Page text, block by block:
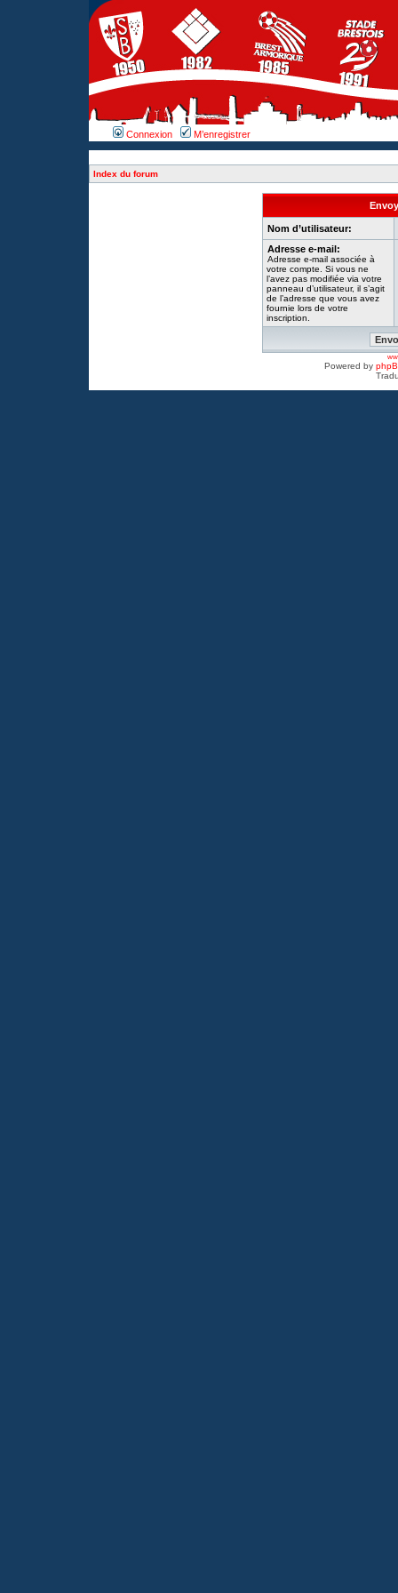
Connexion M’enregistrer
Index du forum
Nom d’utilisateur:
Adresse e-mail:
Adresse e-mail associée à
votre compte. Si vous ne
l’avez pas modifiée via votre
panneau d’utilisateur, il s’agit
de l’adresse que vous avez
fournie lors de votre
inscription.
Powered by